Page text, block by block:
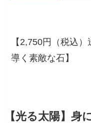
【2,750円（税込
導く素敵な石】
【光る太陽】